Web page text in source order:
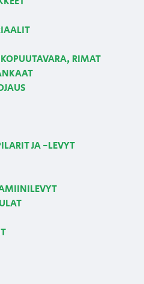
RIMAT
JA -LEVYT